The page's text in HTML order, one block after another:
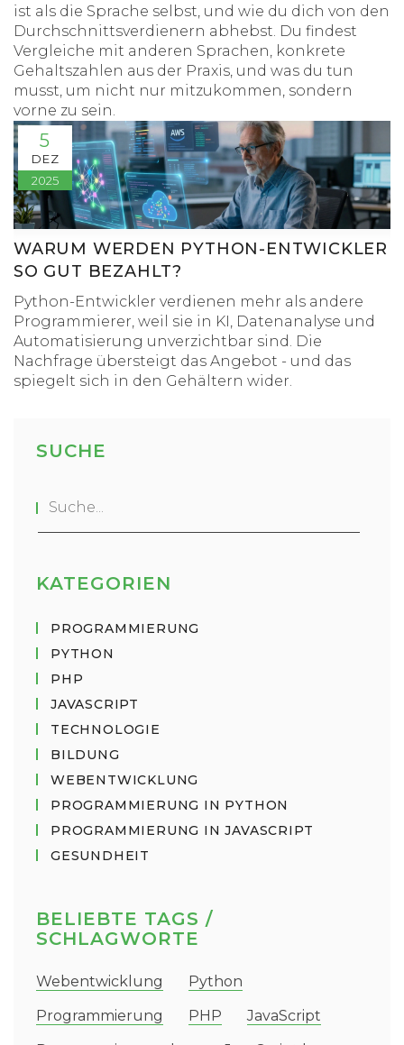
ist als die Sprache selbst, und wie du dich von den
Durchschnittsverdienern abhebst. Du findest
Vergleiche mit anderen Sprachen, konkrete
Gehaltszahlen aus der Praxis, und was du tun
musst, um nicht nur mitzukommen, sondern
vorne zu sein.
5
DEZ
2025
WARUM WERDEN PYTHON-ENTWICKLER
SO GUT BEZAHLT?
Python-Entwickler verdienen mehr als andere
Programmierer, weil sie in KI, Datenanalyse und
Automatisierung unverzichtbar sind. Die
Nachfrage übersteigt das Angebot - und das
spiegelt sich in den Gehältern wider.
SUCHE
KATEGORIEN
PROGRAMMIERUNG
PYTHON
PHP
JAVASCRIPT
TECHNOLOGIE
BILDUNG
WEBENTWICKLUNG
PROGRAMMIERUNG IN PYTHON
PROGRAMMIERUNG IN JAVASCRIPT
GESUNDHEIT
BELIEBTE TAGS /
SCHLAGWORTE
Webentwicklung
Python
Programmierung
PHP
JavaScript